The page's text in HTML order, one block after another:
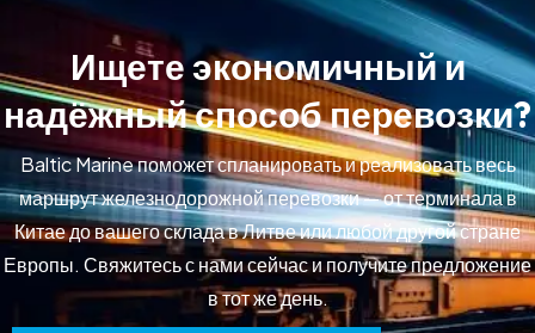
Ищетеэкономичныйи
надёжныйспособперевозки?
Baltic Marine поможет спланировать и реализовать весь
маршрут железнодорожной перевозки — от терминала в
Китае до вашего склада в Литве или любой другой стране
Европы. Свяжитесь с нами сейчас и получите предложение
в тот же день.